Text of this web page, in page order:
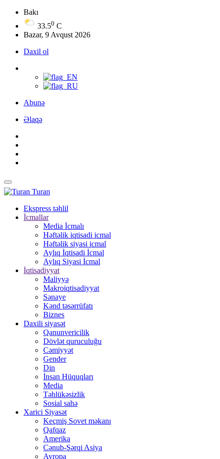
Bakı
33.50 C
Bazar, 9 Avqust 2026
Daxil ol
Abunə
Əlaqə
Turan
Ekspress təhlil
İcmallar
Media İcmalı
Həftəlik iqtisadi icmal
Həftəlik siyasi icmal
Aylıq İqtisadi İcmal
Aylıq Siyasi İcmal
İqtisadiyyat
Maliyyə
Makroiqtisadiyyat
Sənaye
Kənd təsərrüfatı
Biznes
Daxili siyasət
Qanunvericilik
Dövlət quruculuğu
Cəmiyyət
Gender
Din
İnsan Hüquqları
Media
Təhlükəsizlik
Sosial sahə
Xarici Siyasət
Keçmiş Sovet məkanı
Qafqaz
Amerika
Cənub-Şərqi Asiya
Avropa